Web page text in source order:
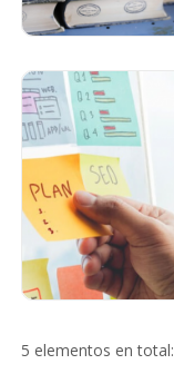
5 elementos en total: